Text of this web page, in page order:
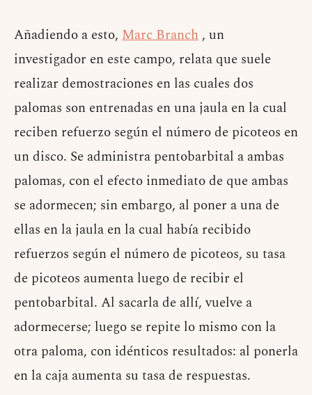
Añadiendo a esto, Marc Branch , un
investigador en este campo, relata que suele
realizar demostraciones en las cuales dos
palomas son entrenadas en una jaula en la cual
reciben refuerzo según el número de picoteos en
un disco. Se administra pentobarbital a ambas
palomas, con el efecto inmediato de que ambas
se adormecen; sin embargo, al poner a una de
ellas en la jaula en la cual había recibido
refuerzos según el número de picoteos, su tasa
de picoteos aumenta luego de recibir el
pentobarbital. Al sacarla de allí, vuelve a
adormecerse; luego se repite lo mismo con la
otra paloma, con idénticos resultados: al ponerla
en la caja aumenta su tasa de respuestas.